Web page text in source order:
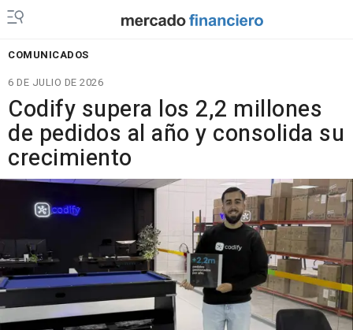
COMUNICADOS
6 DE JULIO DE 2026
Codify supera los 2,2 millones
de pedidos al año y consolida su
crecimiento